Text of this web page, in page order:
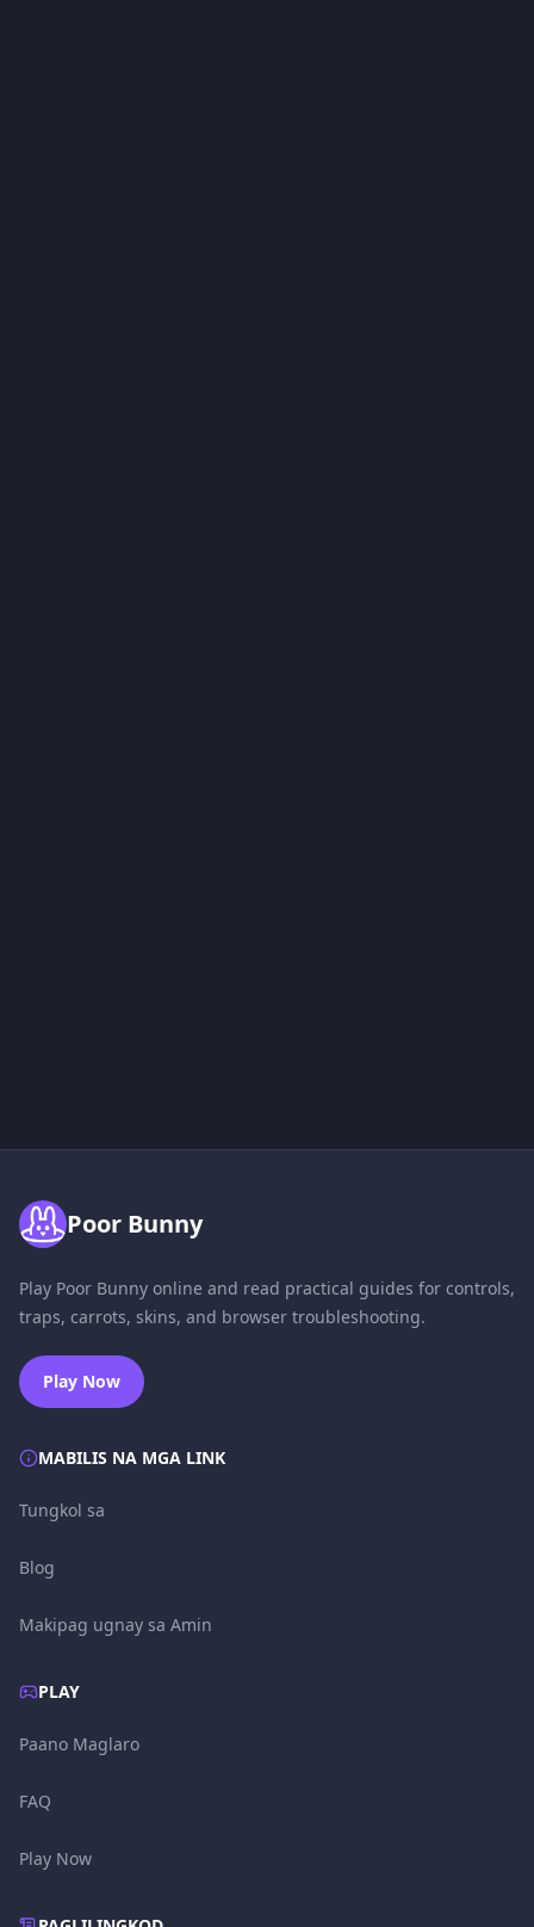
Poor Bunny
Play Poor Bunny online and read practical guides for controls,
traps, carrots, skins, and browser troubleshooting.
Play Now
MABILIS NA MGA LINK
Tungkol sa
Blog
Makipag ugnay sa Amin
PLAY
Paano Maglaro
FAQ
Play Now